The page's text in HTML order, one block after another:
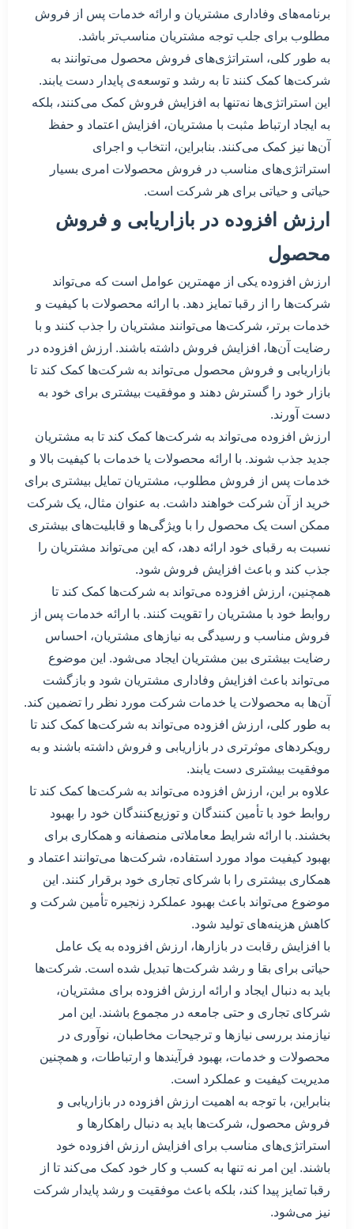
برنامه‌های وفاداری مشتریان و ارائه خدمات پس از فروش
مطلوب برای جلب توجه مشتریان مناسب‌تر باشد.
به طور کلی، استراتژی‌های فروش محصول می‌توانند به
شرکت‌ها کمک کنند تا به رشد و توسعه‌ی پایدار دست یابند.
این استراتژی‌ها نه‌تنها به افزایش فروش کمک می‌کنند، بلکه
به ایجاد ارتباط مثبت با مشتریان، افزایش اعتماد و حفظ
آن‌ها نیز کمک می‌کنند. بنابراین، انتخاب و اجرای
استراتژی‌های مناسب در فروش محصولات امری بسیار
حیاتی و حیاتی برای هر شرکت است.
ارزش افزوده در بازاریابی و فروش
محصول
ارزش افزوده یکی از مهمترین عوامل است که می‌تواند
شرکت‌ها را از رقبا تمایز دهد. با ارائه محصولات با کیفیت و
خدمات برتر، شرکت‌ها می‌توانند مشتریان را جذب کنند و با
رضایت آن‌ها، افزایش فروش داشته باشند. ارزش افزوده در
بازاریابی و فروش محصول می‌تواند به شرکت‌ها کمک کند تا
بازار خود را گسترش دهند و موفقیت بیشتری برای خود به
دست آورند.
ارزش افزوده می‌تواند به شرکت‌ها کمک کند تا به مشتریان
جدید جذب شوند. با ارائه محصولات یا خدمات با کیفیت بالا و
خدمات پس از فروش مطلوب، مشتریان تمایل بیشتری برای
خرید از آن شرکت خواهند داشت. به عنوان مثال، یک شرکت
ممکن است یک محصول را با ویژگی‌ها و قابلیت‌های بیشتری
نسبت به رقبای خود ارائه دهد، که این می‌تواند مشتریان را
جذب کند و باعث افزایش فروش شود.
همچنین، ارزش افزوده می‌تواند به شرکت‌ها کمک کند تا
روابط خود با مشتریان را تقویت کنند. با ارائه خدمات پس از
فروش مناسب و رسیدگی به نیازهای مشتریان، احساس
رضایت بیشتری بین مشتریان ایجاد می‌شود. این موضوع
می‌تواند باعث افزایش وفاداری مشتریان شود و بازگشت
آن‌ها به محصولات یا خدمات شرکت مورد نظر را تضمین کند.
به طور کلی، ارزش افزوده می‌تواند به شرکت‌ها کمک کند تا
رویکردهای موثرتری در بازاریابی و فروش داشته باشند و به
موفقیت بیشتری دست یابند.
علاوه بر این، ارزش افزوده می‌تواند به شرکت‌ها کمک کند تا
روابط خود با تأمین کنندگان و توزیع‌کنندگان خود را بهبود
بخشند. با ارائه شرایط معاملاتی منصفانه و همکاری برای
بهبود کیفیت مواد مورد استفاده، شرکت‌ها می‌توانند اعتماد و
همکاری بیشتری را با شرکای تجاری خود برقرار کنند. این
موضوع می‌تواند باعث بهبود عملکرد زنجیره تأمین شرکت و
کاهش هزینه‌های تولید شود.
با افزایش رقابت در بازارها، ارزش افزوده به یک عامل
حیاتی برای بقا و رشد شرکت‌ها تبدیل شده است. شرکت‌ها
باید به دنبال ایجاد و ارائه ارزش افزوده برای مشتریان،
شرکای تجاری و حتی جامعه در مجموع باشند. این امر
نیازمند بررسی نیازها و ترجیحات مخاطبان، نوآوری در
محصولات و خدمات، بهبود فرآیندها و ارتباطات، و همچنین
مدیریت کیفیت و عملکرد است.
بنابراین، با توجه به اهمیت ارزش افزوده در بازاریابی و
فروش محصول، شرکت‌ها باید به دنبال راهکارها و
استراتژی‌های مناسب برای افزایش ارزش افزوده خود
باشند. این امر نه تنها به کسب و کار خود کمک می‌کند تا از
رقبا تمایز پیدا کند، بلکه باعث موفقیت و رشد پایدار شرکت
نیز می‌شود.